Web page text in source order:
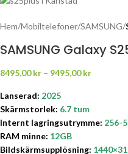
Hem Mobiltelefoner SAMSUNG
SAMSUNG Galaxy
8495,00kr – 9495,00kr
Lanserad: 2025
Skärmstorlek: 6.7 tum
Internt lagringsutrymme: 256-
RAM minne: 12GB
Bildskärmsupplösning: